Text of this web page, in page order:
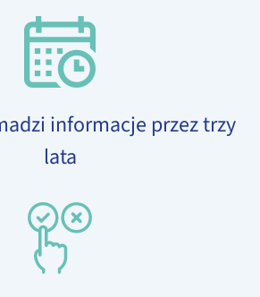
informacje przez trzy
lata